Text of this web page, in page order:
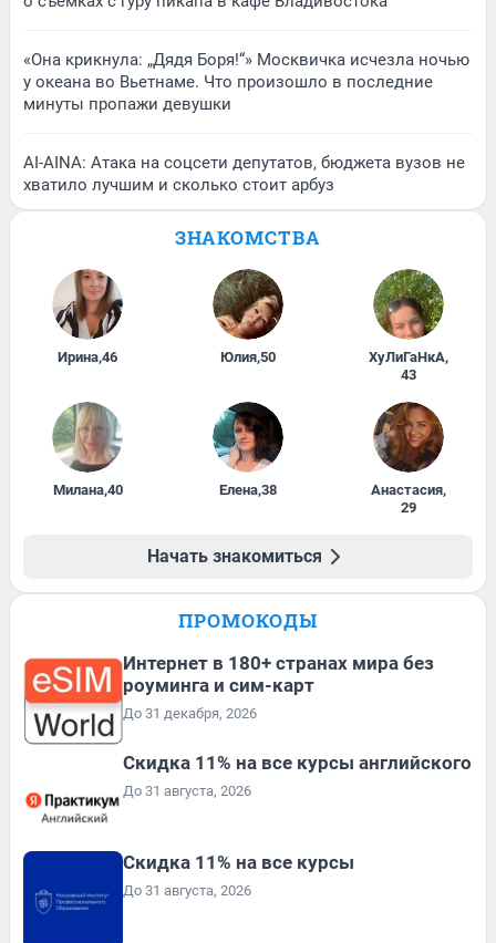
«Она крикнула: „Дядя Боря!“» Москвичка исчезла ночью
у океана во Вьетнаме. Что произошло в последние
минуты пропажи девушки
AI-AINA: Атака на соцсети депутатов, бюджета вузов не
хватило лучшим и сколько стоит арбуз
ЗНАКОМСТВА
Ирина,46 Юлия,50 ХуЛиГаНкА,
43
Милана,40 Елена,38 Анастасия,
29
Начать знакомиться
ПРОМОКОДЫ
Интернет в 180+ странах мира без
роуминга и сим-карт
До 31 декабря, 2026
Скидка 11% на все курсы английского
До 31 августа, 2026
Скидка 11% на все курсы
До 31 августа, 2026